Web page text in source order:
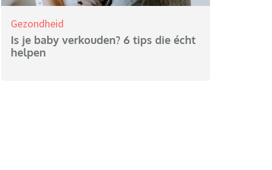
Gezondheid
Is je baby verkouden? 6 tips die écht
helpen